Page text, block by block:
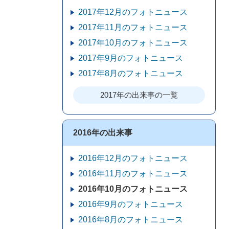
2017年12月のフォトニュース
2017年11月のフォトニュース
2017年10月のフォトニュース
2017年9月のフォトニュース
2017年8月のフォトニュース
2017年の出来事の一覧
2016年の出来事
2016年12月のフォトニュース
2016年11月のフォトニュース
2016年10月のフォトニュース
2016年9月のフォトニュース
2016年8月のフォトニュース